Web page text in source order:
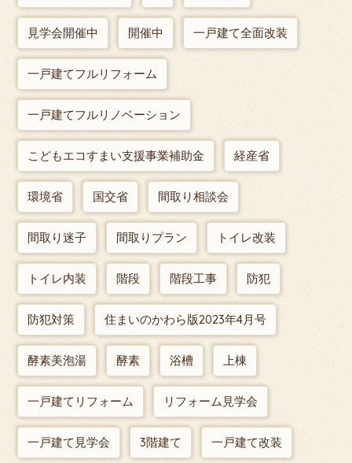
見学会開催中 開催中 一戸建て全面改装
一戸建てフルリフォーム
一戸建てフルリノベーション
こどもエコすまい支援事業補助金 経産省
環境省 国交省 間取り相談会
間取り迷子 間取りプラン トイレ改装
トイレ内装 階段 階段工事 防犯
防犯対策 住まいのかわら版2023年4月号
酵素美泡湯 酵素 浴槽 上棟
一戸建てリフォーム リフォーム見学会
一戸建て見学会 3階建て 一戸建て改装